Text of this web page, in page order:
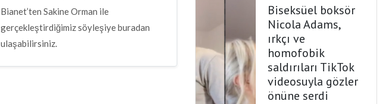
Bianet’ten Sakine Orman ile
gerçekleştirdiğimiz söyleşiye buradan
ulaşabilirsiniz.
Biseksüel boksör
Nicola Adams,
ırkçı ve
homofobik
saldırıları TikTok
videosuyla gözler
önüne serdi